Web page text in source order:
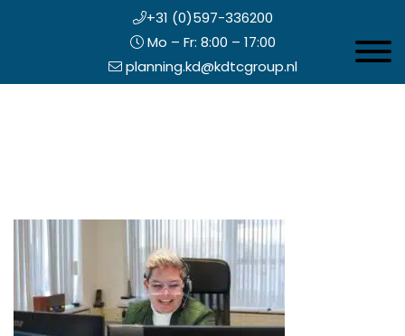
+31 (0)597-336200
Mo – Fr: 8:00 – 17:00
planning.kd@kdtcgroup.nl